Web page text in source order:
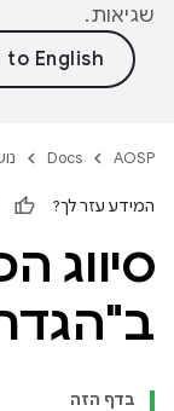
שגיאות.
AOSP
Docs
המידע עזר לך?
סיווג
בדף הזה